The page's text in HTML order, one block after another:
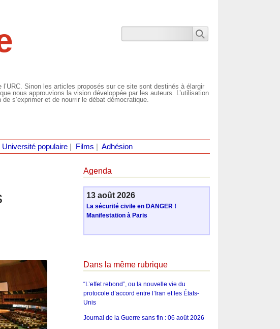
Sinon les articles proposés sur ce site sont destinés à élargir
nous approuvions la vision développée par les auteurs. L’utilisation
s’exprimer et de nourrir le débat démocratique.
populaire| Films Adhésion
Agenda
13 août 2026
La sécurité civile en DANGER !
Manifestation à Paris
Dans la même rubrique
“L’effet rebond”, ou la nouvelle vie du
protocole d’accord entre l’Iran et les États-
Unis
Journal de la Guerre sans fin : 06 août 2026